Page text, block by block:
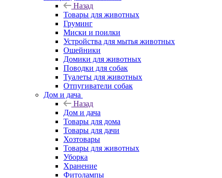
Назад
Товары для животных
Груминг
Миски и поилки
Устройства для мытья животных
Ошейники
Домики для животных
Поводки для собак
Туалеты для животных
Отпугиватели собак
Дом и дача
Назад
Дом и дача
Товары для дома
Товары для дачи
Хозтовары
Товары для животных
Уборка
Хранение
Фитолампы